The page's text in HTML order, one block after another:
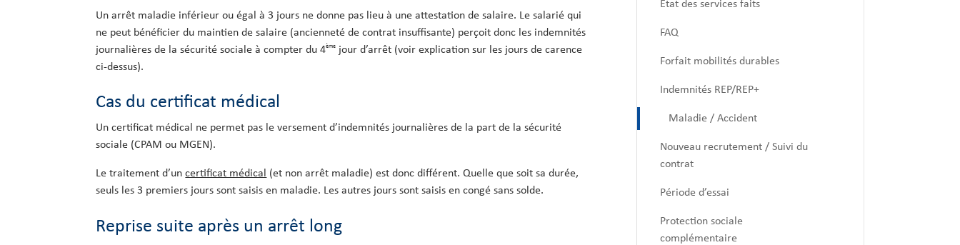
Un arrêt maladie inférieur ou égal à 3 jours ne donne pas lieu à une attestation de salaire. Le salarié qui
ne peut bénéficier du maintien de salaire (ancienneté de contrat insuffisante) perçoit donc les indemnités
journalières de la sécurité sociale à compter du 4ème
jour d’arrêt (voir explication sur les jours de carence
ci-dessus).
Cas du certificat médical
Un certificat médical ne permet pas le versement d’indemnités journalières de la part de la sécurité
sociale (CPAM ou MGEN).
Le traitement d’uncertificat médical (et non arrêt maladie) est donc différent. Quelle que soit sa durée,
seuls les 3 premiers jours sont saisis en maladie. Les autres jours sont saisis en congé sans solde.
Reprise suite après un arrêt long
État des services faits
FAQ
Forfait mobilités durables
Indemnités REP/REP+
Maladie / Accident
Nouveau recrutement / Suivi du
contrat
Période d’essai
Protection sociale
complémentaire